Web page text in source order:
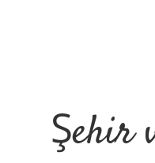
Şehir